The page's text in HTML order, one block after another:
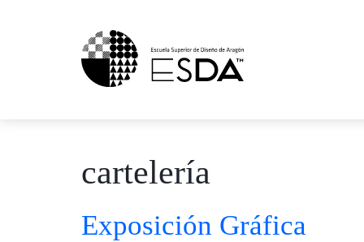
cartelería
Exposición Gráfica